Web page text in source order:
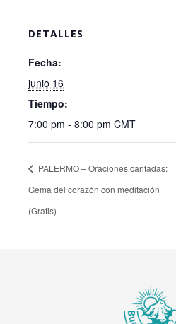
DETALLES
Fecha:
junio 16
Tiempo:
7:00 pm - 8:00 pm CMT
PALERMO – Oraciones cantadas:
Gema del corazón con meditación
(Gratis)